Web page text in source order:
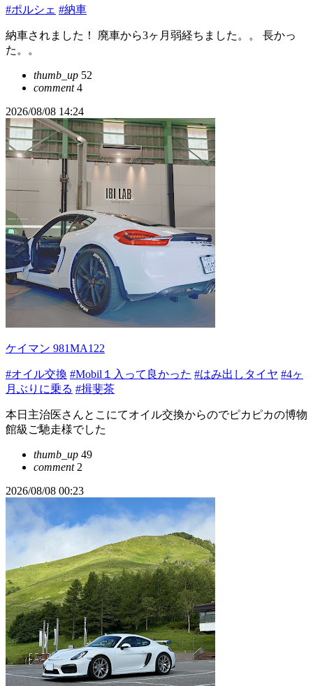
#ポルシェ #納車
納車されました！ 廃車から3ヶ月弱経ちました。。 長かっ
た。。
thumb_up 52
comment4
2026/08/08 14:24
ケイマン 981MA122
#オイル交換 #Mobil１入って良かった #はみ出しタイヤ #4ヶ
月ぶりに乗る #揖斐茶
本日主治医さんとこにてオイル交換からのでピカピカの博物
館級ご馳走様でした
thumb_up 49
comment2
2026/08/08 00:23